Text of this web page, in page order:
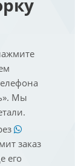
Мы
заказ
его